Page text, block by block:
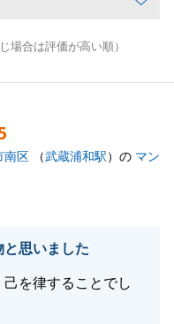
場合は評価が高い順）
南区 （武蔵浦和駅）の マン
思いました
を律することでし